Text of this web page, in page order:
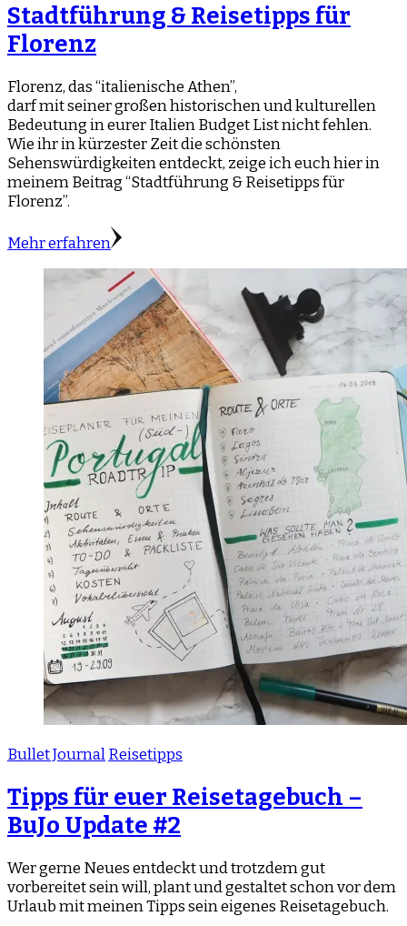
Stadtführung & Reisetipps für
Florenz
Florenz, das “italienische Athen”,
darf mit seiner großen historischen und kulturellen
Bedeutung in eurer Italien Budget List nicht fehlen.
Wie ihr in kürzester Zeit die schönsten
Sehenswürdigkeiten entdeckt, zeige ich euch hier in
meinem Beitrag “Stadtführung & Reisetipps für
Florenz”.
Mehr erfahren
Bullet JournalReisetipps
Tipps für euer Reisetagebuch –
BuJo Update #2
Wer gerne Neues entdeckt und trotzdem gut
vorbereitet sein will, plant und gestaltet schon vor dem
Urlaub mit meinen Tipps sein eigenes Reisetagebuch.